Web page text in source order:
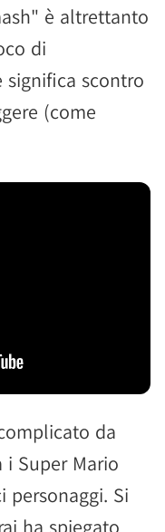
è altrettanto
di
scontro
(come
da
i Super Mario
personaggi. Si
ha spiegato